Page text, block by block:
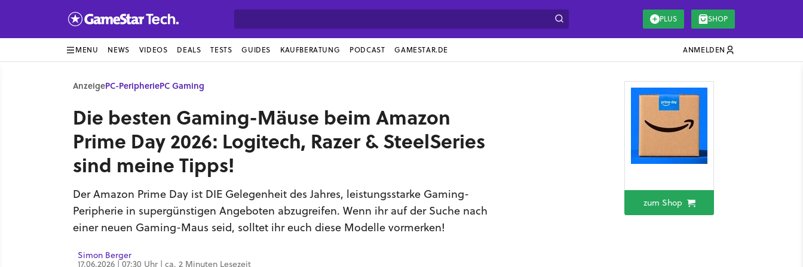
PLUS SHOP
MENU NEWS VIDEOS DEALS TESTS GUIDES KAUFBERATUNG PODCAST GAMESTAR.DE ANMELDEN
AnzeigePC-PeripheriePC Gaming
Die besten Gaming-Mäuse beim Amazon
Prime Day 2026: Logitech, Razer & SteelSeries
sind meine Tipps!
Der Amazon Prime Day ist DIE Gelegenheit des Jahres, leistungsstarke Gaming-
Peripherie in supergünstigen Angeboten abzugreifen. Wenn ihr auf der Suche nach
einer neuen Gaming-Maus seid, solltet ihr euch diese Modelle vormerken!
zum Shop
Simon Berger
17.06.2026 | 07:30 Uhr | ca. 2 Minuten Lesezeit